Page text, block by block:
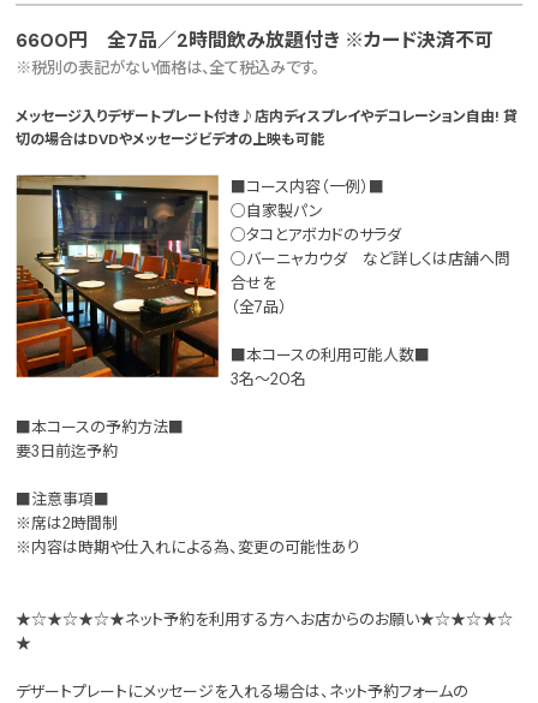
6600円 全7品／2時間飲み放題付き ※カード決済不可
※税別の表記がない価格は、全て税込みです。
メッセージ入りデザートプレート付き♪店内ディスプレイやデコレーション自由! 貸
切の場合はDVDやメッセージビデオの上映も可能
■コース内容（一例）■
○自家製パン
○タコとアボカドのサラダ
○バーニャカウダ など詳しくは店舗へ問
合せを
（全7品）
■本コースの利用可能人数■
3名～20名
■本コースの予約方法■
要3日前迄予約
■注意事項■
※席は2時間制
※内容は時期や仕入れによる為、変更の可能性あり
★☆★☆★☆★ネット予約を利用する方へお店からのお願い★☆★☆★☆
★
デザートプレートにメッセージを入れる場合は、ネット予約フォームの